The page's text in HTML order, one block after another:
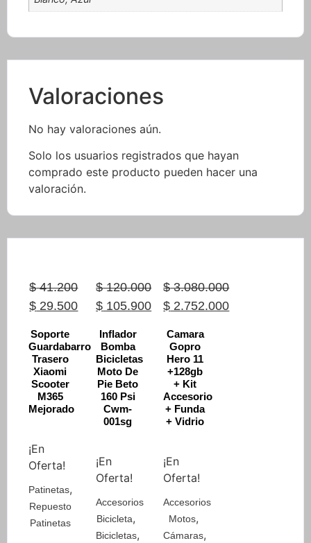
Valoraciones
No hay valoraciones aún.
Solo los usuarios registrados que hayan
comprado este producto pueden hacer una
valoración.
$41.200
Original
was:
$ 41.200.
$ 29.500Current
is:
$ 29.500.
Soporte
Guardabarro
Trasero
Xiaomi
Scooter
M365
Mejorado
¡En
Oferta!
Patinetas,
Repuesto
Patinetas
$120.000
Original
was:
$ 120.000.
$ 105.900
price
is:
$ 105.900.
Inflador
Bomba
Bicicletas
Moto De
Pie Beto
160 Psi
Cwm-
001sg
¡En
Oferta!
Accesorios
Bicicleta,
Bicicletas,
$3.080.000
Original
was:
$ 3.080.000.
$ 2.752.000
price
is:
$ 2.752.000.
Camara
Gopro
Hero 11
+128gb
+ Kit
Accesorio
+ Funda
+ Vidrio
¡En
Oferta!
Accesorios
Motos,
Cámaras,